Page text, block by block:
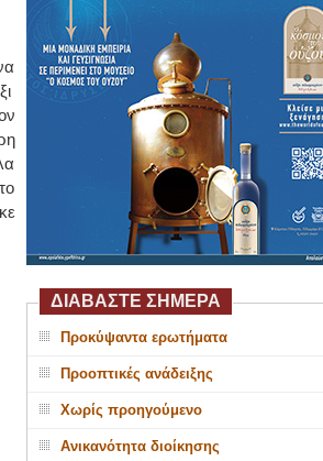
ΔΙΑΒΑΣΤΕ ΣΗΜΕΡΑ
Προκύψαντα ερωτήματα
Προοπτικές ανάδειξης
Χωρίς προηγούμενο
Ανικανότητα διοίκησης